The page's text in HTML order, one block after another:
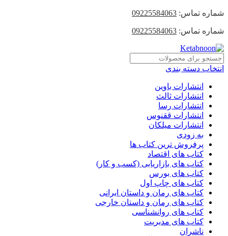
شماره تماس: 09225584063
شماره تماس: 09225584063
انتخاب دسته بندی
انتشارات باوین
انتشارات ثالث
انتشارات رسا
انتشارات ققنوس
انتشارات میلکان
به زودی
پرفروش ترین کتاب ها
کتاب های اقتصاد
کتاب های بازاریابی (کسب و کار)
کتاب های بورس
کتاب های چاپ اول
کتاب های رمان و داستان ایرانی
کتاب های رمان و داستان خارجی
کتاب های روانشناسی
کتاب های مدیریت
ناشران